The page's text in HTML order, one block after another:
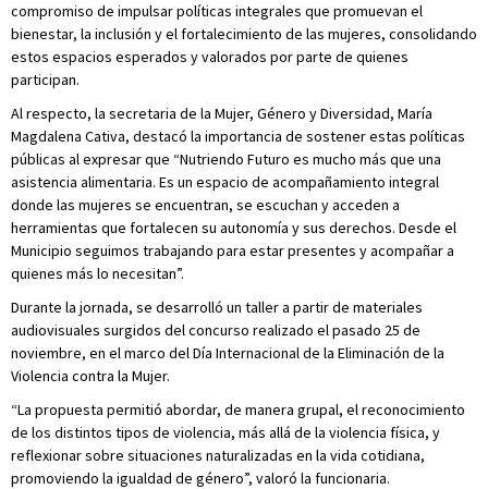
compromiso de impulsar políticas integrales que promuevan el
bienestar, la inclusión y el fortalecimiento de las mujeres, consolidando
estos espacios esperados y valorados por parte de quienes
participan.
Al respecto, la secretaria de la Mujer, Género y Diversidad, María
Magdalena Cativa, destacó la importancia de sostener estas políticas
públicas al expresar que “Nutriendo Futuro es mucho más que una
asistencia alimentaria. Es un espacio de acompañamiento integral
donde las mujeres se encuentran, se escuchan y acceden a
herramientas que fortalecen su autonomía y sus derechos. Desde el
Municipio seguimos trabajando para estar presentes y acompañar a
quienes más lo necesitan”.
Durante la jornada, se desarrolló un taller a partir de materiales
audiovisuales surgidos del concurso realizado el pasado 25 de
noviembre, en el marco del Día Internacional de la Eliminación de la
Violencia contra la Mujer.
“La propuesta permitió abordar, de manera grupal, el reconocimiento
de los distintos tipos de violencia, más allá de la violencia física, y
reflexionar sobre situaciones naturalizadas en la vida cotidiana,
promoviendo la igualdad de género”, valoró la funcionaria.